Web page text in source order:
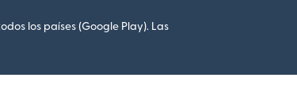
los países (Google Play). Las